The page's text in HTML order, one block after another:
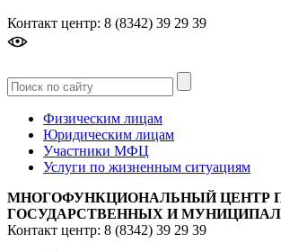
Контакт центр: 8 (8342) 39 29 39
Физическим лицам
Юридическим лицам
Участники МФЦ
Услуги по жизненным ситуациям
МНОГОФУНКЦИОНАЛЬНЫЙ ЦЕНТР
ГОСУДАРСТВЕННЫХ И
Контакт центр: 8 (8342) 39 29 39